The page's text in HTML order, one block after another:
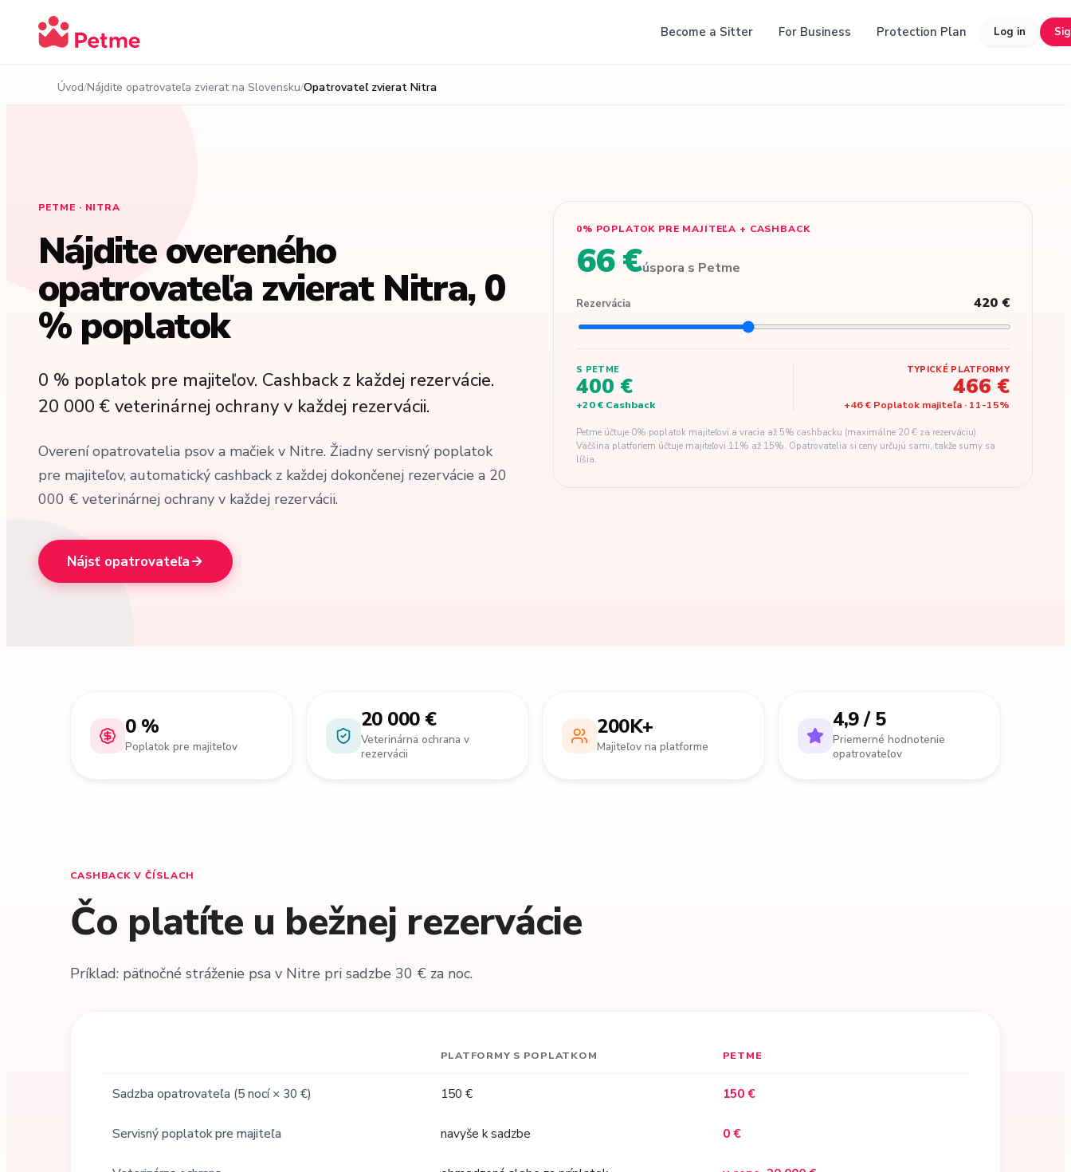
Become a Sitter For Business Protection Plan Log in
Úvod Nájdite opatrovateľa zvierat na Slovensku Opatrovateľ zvierat Nitra
PETME · NITRA
Nájdite overeného
opatrovateľa zvierat Nitra, 0
% poplatok
0 % poplatok pre majiteľov. Cashback z každej rezervácie.
20 000 € veterinárnej ochrany v každej rezervácii.
Overení opatrovatelia psov a mačiek v Nitre. Žiadny servisný poplatok
pre majiteľov, automatický cashback z každej dokončenej rezervácie a 20
000 € veterinárnej ochrany v každej rezervácii.
Nájsť opatrovateľa
0% POPLATOK PRE MAJITEĽA + CASHBACK
66 €úspora s Petme
Rezervácia 420 €
S PETME
400 €
+20 € Cashback
TYPICKÉ PLATFORMY
466 €
+46 € Poplatok majiteľa · 11-15%
Petme účtuje 0% poplatok majiteľovi a vracia až 5% cashbacku (maximálne 20 € za rezerváciu).
Väčšina platforiem účtuje majiteľovi 11% až 15%. Opatrovatelia si ceny určujú sami, takže sumy sa
líšia.
0 %
Poplatok pre majiteľov
20 000 €
Veterinárna ochrana v
rezervácii
200K+
Majiteľov na platforme
4,9 / 5
Priemerné hodnotenie
opatrovateľov
CASHBACK V ČÍSLACH
Čo platíte u bežnej rezervácie
Príklad: päťnočné stráženie psa v Nitre pri sadzbe 30 € za noc.
PLATFORMY S POPLATKOM PETME
Sadzba opatrovateľa (5 nocí × 30 €) 150 € 150 €
Servisný poplatok pre majiteľa navyše k sadzbe 0 €